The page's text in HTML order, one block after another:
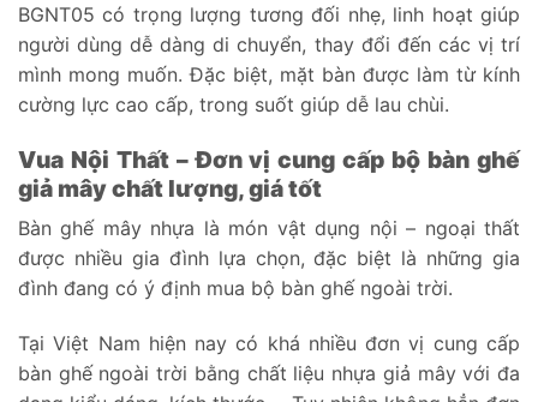
BGNT05 có trọng lượng tương đối nhẹ, linh hoạt giúp
người dùng dễ dàng di chuyển, thay đổi đến các vị trí
mình mong muốn. Đặc biệt, mặt bàn được làm từ kính
cường lực cao cấp, trong suốt giúp dễ lau chùi.
Vua Nội Thất – Đơn vị cung cấp bộ bàn ghế
giả mây chất lượng, giá tốt
Bàn ghế mây nhựa là món vật dụng nội – ngoại thất
được nhiều gia đình lựa chọn, đặc biệt là những gia
đình đang có ý định mua bộ bàn ghế ngoài trời.
Tại Việt Nam hiện nay có khá nhiều đơn vị cung cấp
bàn ghế ngoài trời bằng chất liệu nhựa giả mây với đa